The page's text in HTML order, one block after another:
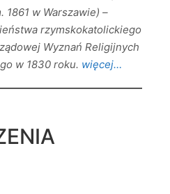
1861 w Warszawie) –
rzymskokatolickiego
Wyznań Religijnych
w 1830 roku. więcej…